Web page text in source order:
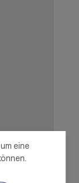
und
eine